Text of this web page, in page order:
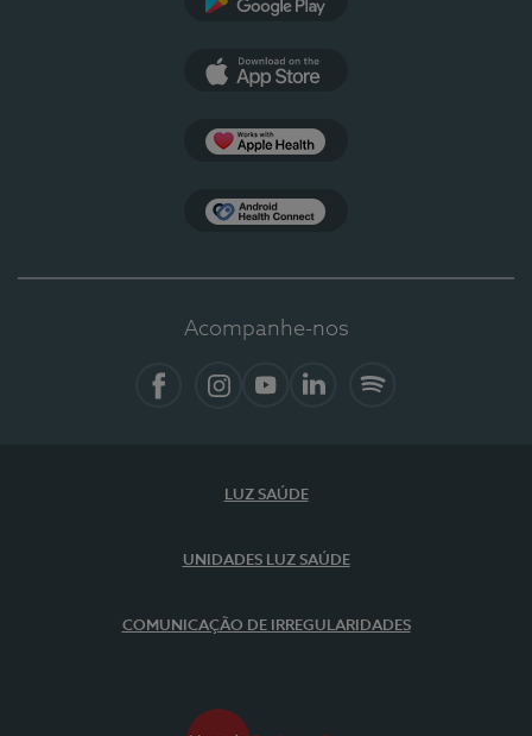
Acompanhe-nos
LUZ SAÚDE
UNIDADES LUZ SAÚDE
COMUNICAÇÃO DE IRREGULARIDADES